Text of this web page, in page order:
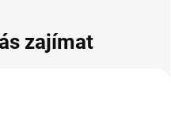
zajímat